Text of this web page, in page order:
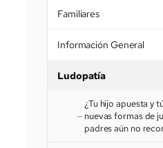
Familiares
Información General
Ludopatía
¿Tu hijo apuesta y
nuevas formas de
padres aún no